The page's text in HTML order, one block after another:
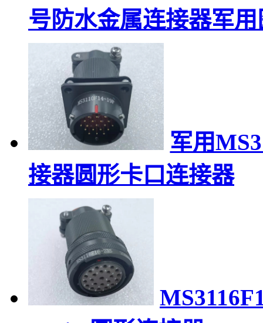
号防水金属连接器军
军用
接器圆形卡口连接器